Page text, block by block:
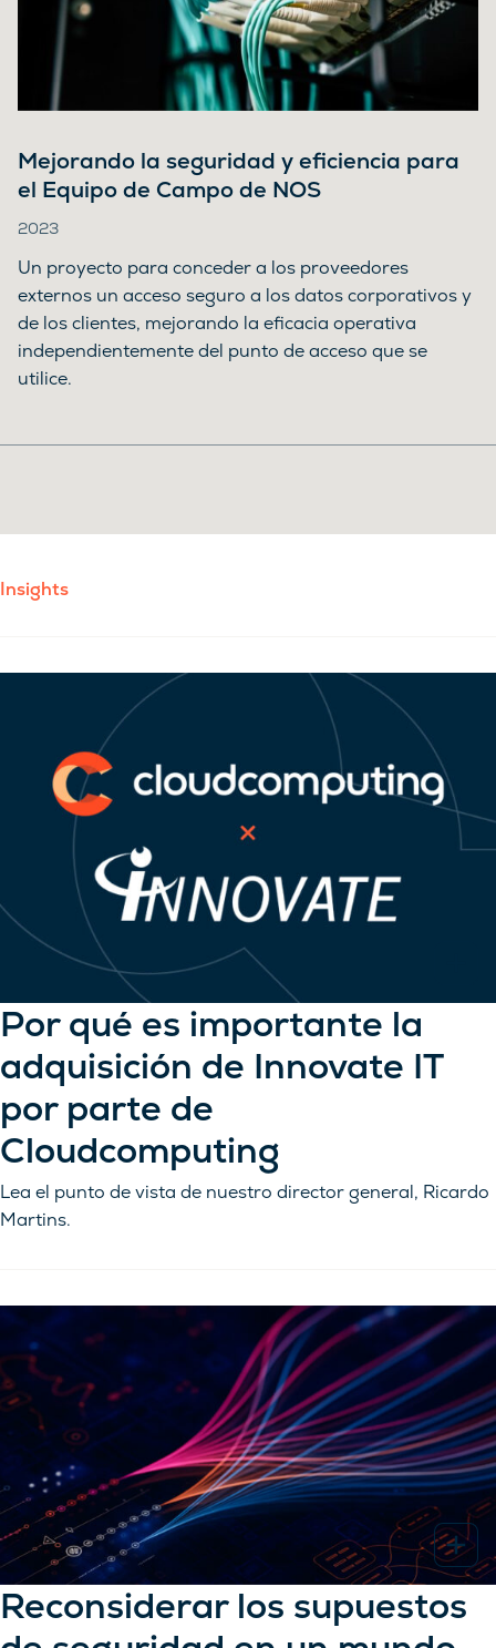
Mejorando la seguridad y eficiencia para
el Equipo de Campo de NOS
2023
Un proyecto para conceder a los proveedores
externos un acceso seguro a los datos corporativos y
de los clientes, mejorando la eficacia operativa
independientemente del punto de acceso que se
utilice.
Insights
Por qué es importante la
adquisición de Innovate IT
por parte de
Cloudcomputing
Lea el punto de vista de nuestro director general, Ricardo
Martins.
Reconsiderar los supuestos